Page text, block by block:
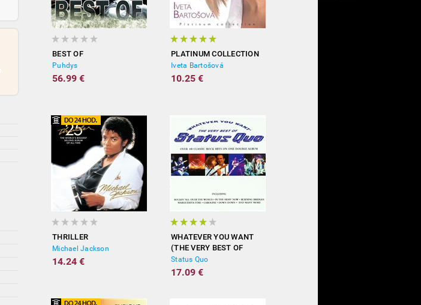
BEST OF
Puhdys
56.99 €
PLATINUM COLLECTION
Iveta Bartošová
10.25 €
THRILLER
Michael Jackson
14.24 €
WHATEVER YOU WANT
(THE VERY BEST OF
STATUS QUO)
Status Quo
17.09 €